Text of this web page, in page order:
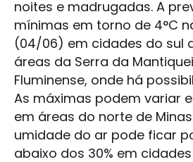
noites e madrugadas. A
mínimas em torno de 4°C
(04/06) em cidades do sul
áreas da Serra da
Fluminense, onde há
As máximas podem variar
em áreas do norte de
umidade do ar pode ficar
abaixo dos 30% em